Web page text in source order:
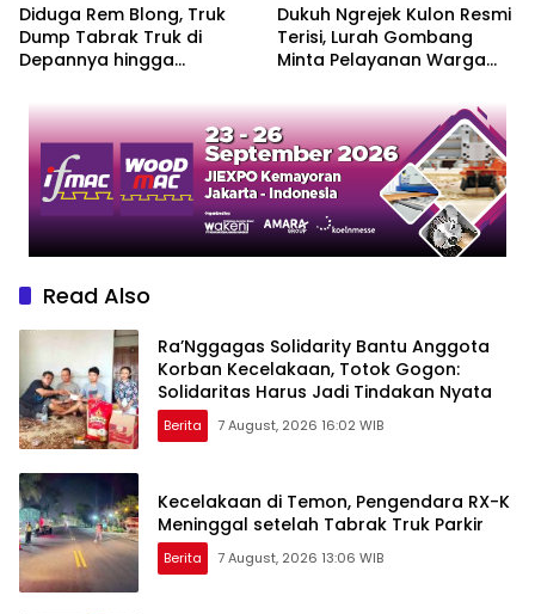
Diduga Rem Blong, Truk
Dump Tabrak Truk di
Depannya hingga
Patuk
Dukuh Ngrejek Kulon Resmi
Terisi, Lurah Gombang
Minta Pelayanan Warga
Read Also
Ra’Nggagas Solidarity Bantu Anggota
Korban Kecelakaan, Totok Gogon:
Solidaritas Harus Jadi Tindakan Nyata
Berita 7 August, 2026 16:02 WIB
Kecelakaan di Temon, Pengendara RX-K
Meninggal setelah Tabrak Truk Parkir
Berita 7 August, 2026 13:06 WIB